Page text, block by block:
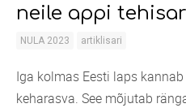
neile appi
NULA 2023 artiklisari
Iga kolmas Eesti laps
keharasva. See mõjutab